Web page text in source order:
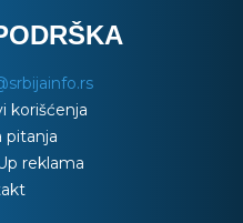
korišćenja
pitanja
reklama